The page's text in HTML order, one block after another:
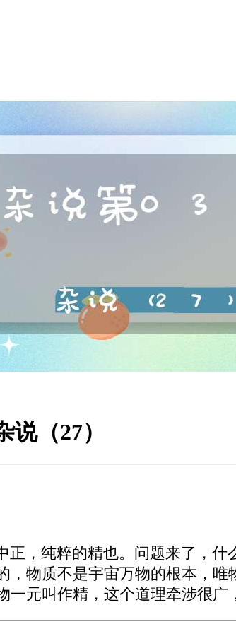
说（27）
，纯粹的精也。问题来了，
，物质不是宇宙万物的根本，
元叫作精，这个道理牵涉很广